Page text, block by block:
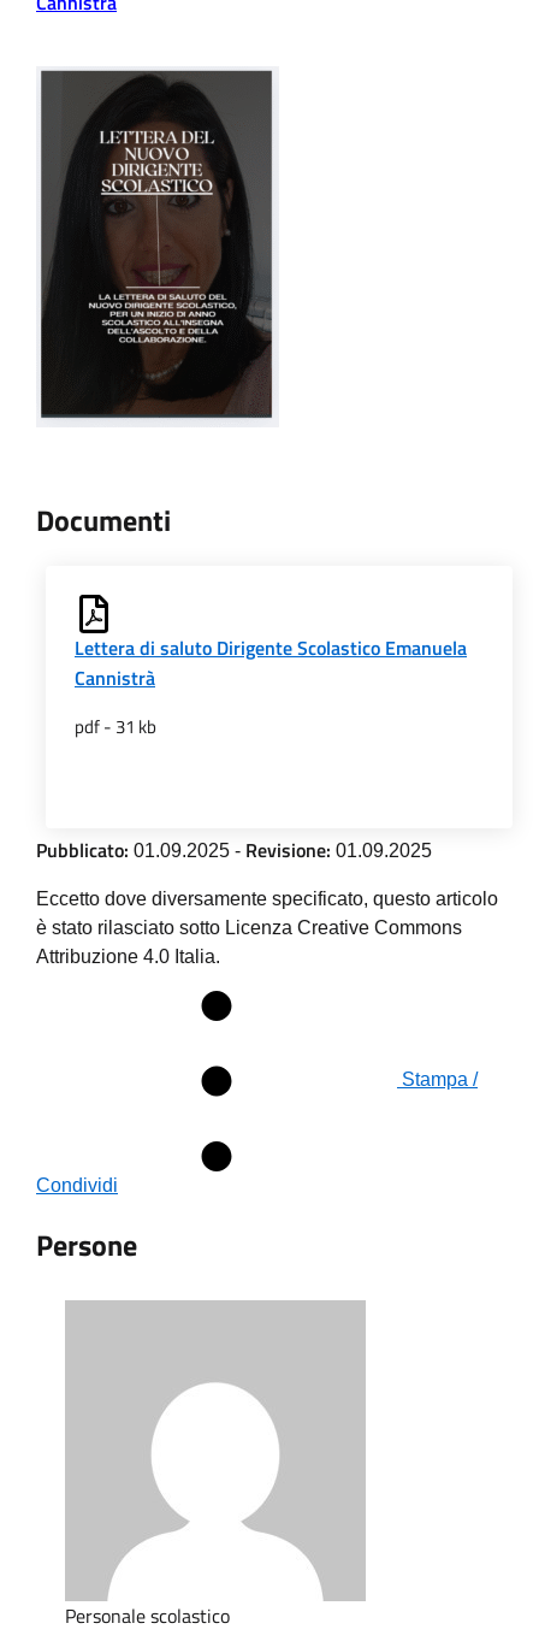
Documenti
Lettera di saluto Dirigente Scolastico Emanuela
Cannistrà
pdf - 31 kb
Pubblicato: 01.09.2025 - Revisione: 01.09.2025
Eccetto dove diversamente specificato, questo articolo
è stato rilasciato sotto Licenza Creative Commons
Attribuzione 4.0 Italia.
Stampa /
Condividi
Persone
Personale scolastico